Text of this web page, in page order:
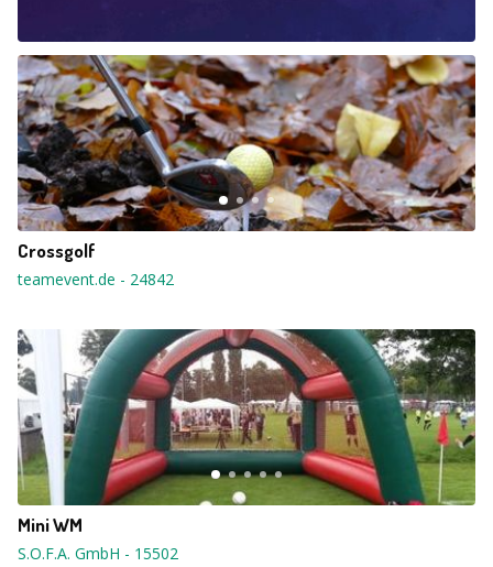
Crossgolf
teamevent.de - 24842
Mini WM
S.O.F.A. GmbH - 15502